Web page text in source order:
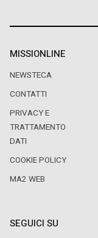
MISSIONLINE
NEWSTECA
CONTATTI
PRIVACY E
TRATTAMENTO
DATI
COOKIE POLICY
MA2 WEB
SEGUICI SU